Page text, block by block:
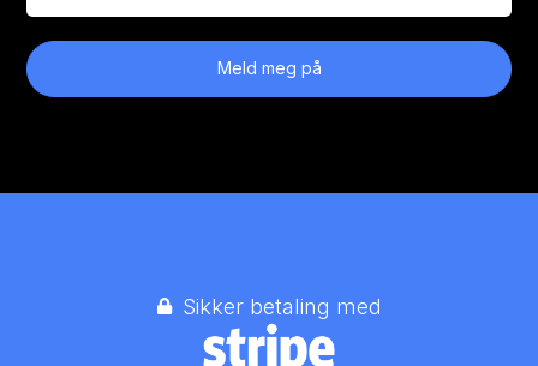
Meld meg på
Sikker betaling med